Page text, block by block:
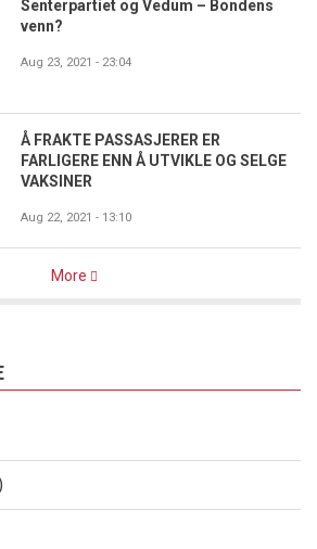
Senterpartiet og Vedum – Bondens
venn?
Aug 23, 2021 - 23:04
Å FRAKTE PASSASJERER ER
FARLIGERE ENN Å UTVIKLE OG SELGE
VAKSINER
Aug 22, 2021 - 13:10
More